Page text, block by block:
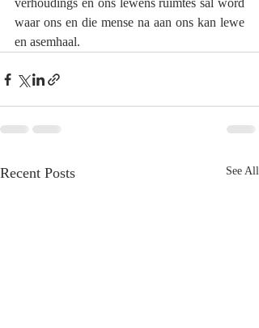
verhoudings en ons lewens ruimtes sal word
waar ons en die mense na aan ons kan lewe
en asemhaal.
Recent Posts See All